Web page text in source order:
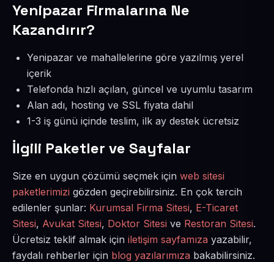
Yenipazar Firmalarına Ne
Kazandırır?
Yenipazar ve mahallelerine göre yazılmış yerel
içerik
Telefonda hızlı açılan, güncel ve uyumlu tasarım
Alan adı, hosting ve SSL fiyata dahil
1-3 iş günü içinde teslim, ilk ay destek ücretsiz
İlgili Paketler ve Sayfalar
Size en uygun çözümü seçmek için web sitesi
paketlerimizi gözden geçirebilirsiniz. En çok tercih
edilenler şunlar: Kurumsal Firma Sitesi, E-Ticaret
Sitesi, Avukat Sitesi, Doktor Sitesi ve Restoran Sitesi.
Ücretsiz teklif almak için iletişim sayfamıza yazabilir,
faydalı rehberler için blog yazılarımıza bakabilirsiniz.